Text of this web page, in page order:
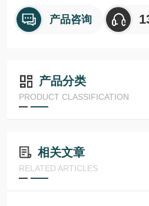
产品咨询
产品分类
PRODUCT CLASSIFICATION
相关文章
RELATED ARTICLES